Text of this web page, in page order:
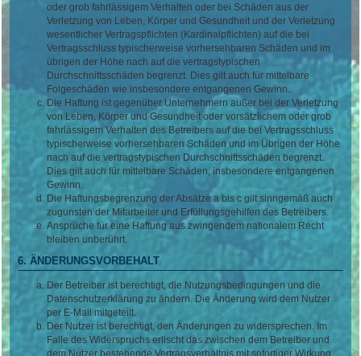
oder grob fahrlässigem Verhalten oder bei Schäden aus der
Verletzung von Leben, Körper und Gesundheit und der Verletzung
wesentlicher Vertragspflichten (Kardinalpflichten) auf die bei
Vertragsschluss typischerweise vorhersehbaren Schäden und im
übrigen der Höhe nach auf die vertragstypischen
Durchschnittsschäden begrenzt. Dies gilt auch für mittelbare
Folgeschäden wie insbesondere entgangenen Gewinn.
Die Haftung ist gegenüber Unternehmern außer bei der Verletzung
von Leben, Körper und Gesundheit oder vorsätzlichem oder grob
fahrlässigem Verhalten des Betreibers auf die bei Vertragsschluss
typischerweise vorhersehbaren Schäden und im Übrigen der Höhe
nach auf die vertragstypischen Durchschnittsschäden begrenzt.
Dies gilt auch für mittelbare Schäden, insbesondere entgangenen
Gewinn.
Die Haftungsbegrenzung der Absätze a bis c gilt sinngemäß auch
zugunsten der Mitarbeiter und Erfüllungsgehilfen des Betreibers.
Ansprüche für eine Haftung aus zwingendem nationalem Recht
bleiben unberührt.
6. ÄNDERUNGSVORBEHALT
Der Betreiber ist berechtigt, die Nutzungsbedingungen und die
Datenschutzerklärung zu ändern. Die Änderung wird dem Nutzer
per E-Mail mitgeteilt.
Der Nutzer ist berechtigt, den Änderungen zu widersprechen. Im
Falle des Widerspruchs erlischt das zwischen dem Betreiber und
dem Nutzer bestehende Vertragsverhältnis mit sofortiger Wirkung.